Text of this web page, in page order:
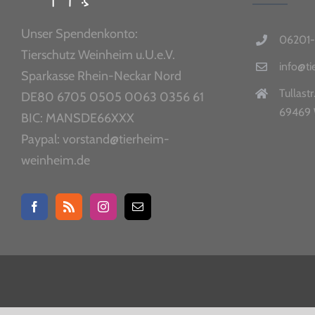
Unser Spendenkonto:
Tierschutz Weinheim u.U.e.V.
Sparkasse Rhein-Neckar Nord
DE80 6705 0505 0063 0356 61
BIC: MANSDE66XXX
Paypal: vorstand@tierheim-
weinheim.de
69469